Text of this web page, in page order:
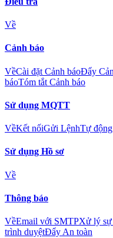
Về
Cảnh báo
VềCài đặt Cảnh báoĐẩy
báoTóm tắt Cảnh báo
Sử dụng MQTT
VềKết nốiGửi LệnhTự
Sử dụng Hồ sơ
Về
Thông báo
VềEmail với SMTPXử lý
trình duyệtĐẩy An toàn